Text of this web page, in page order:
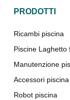
PRODOTTI
Ricambi piscina
Piscine Laghetto
Manutenzione
Accessori piscina
Robot piscina